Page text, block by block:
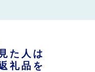
た人は
礼品を